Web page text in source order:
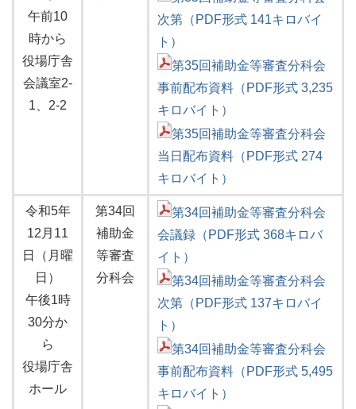
午前10
時から
役場庁舎
会議室2-
1、2-2
次第（PDF形式 141キロバイ
ト）
第35回補助金等審査分科会
事前配布資料（PDF形式 3,235
キロバイト）
第35回補助金等審査分科会
当日配布資料（PDF形式 274
キロバイト）
令和5年
12月11
日（月曜
日）
午後1時
30分か
ら
役場庁舎
ホール
第34回
補助金
等審査
分科会
第34回補助金等審査分科会
会議録（PDF形式 368キロバ
イト）
第34回補助金等審査分科会
次第（PDF形式 137キロバイ
ト）
第34回補助金等審査分科会
事前配布資料（PDF形式 5,495
キロバイト）